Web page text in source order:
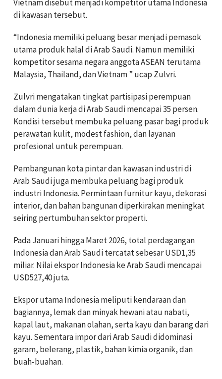
Vietnam disebut menjadi kompetitor utama Indonesia
di kawasan tersebut.
“Indonesia memiliki peluang besar menjadi pemasok
utama produk halal di Arab Saudi. Namun memiliki
kompetitor sesama negara anggota ASEAN terutama
Malaysia, Thailand, dan Vietnam ” ucap Zulvri.
Zulvri mengatakan tingkat partisipasi perempuan
dalam dunia kerja di Arab Saudi mencapai 35 persen.
Kondisi tersebut membuka peluang pasar bagi produk
perawatan kulit, modest fashion, dan layanan
profesional untuk perempuan.
Pembangunan kota pintar dan kawasan industri di
Arab Saudi juga membuka peluang bagi produk
industri Indonesia. Permintaan furnitur kayu, dekorasi
interior, dan bahan bangunan diperkirakan meningkat
seiring pertumbuhan sektor properti.
Pada Januari hingga Maret 2026, total perdagangan
Indonesia dan Arab Saudi tercatat sebesar USD1,35
miliar. Nilai ekspor Indonesia ke Arab Saudi mencapai
USD527,40 juta.
Ekspor utama Indonesia meliputi kendaraan dan
bagiannya, lemak dan minyak hewani atau nabati,
kapal laut, makanan olahan, serta kayu dan barang dari
kayu. Sementara impor dari Arab Saudi didominasi
garam, belerang, plastik, bahan kimia organik, dan
buah-buahan.